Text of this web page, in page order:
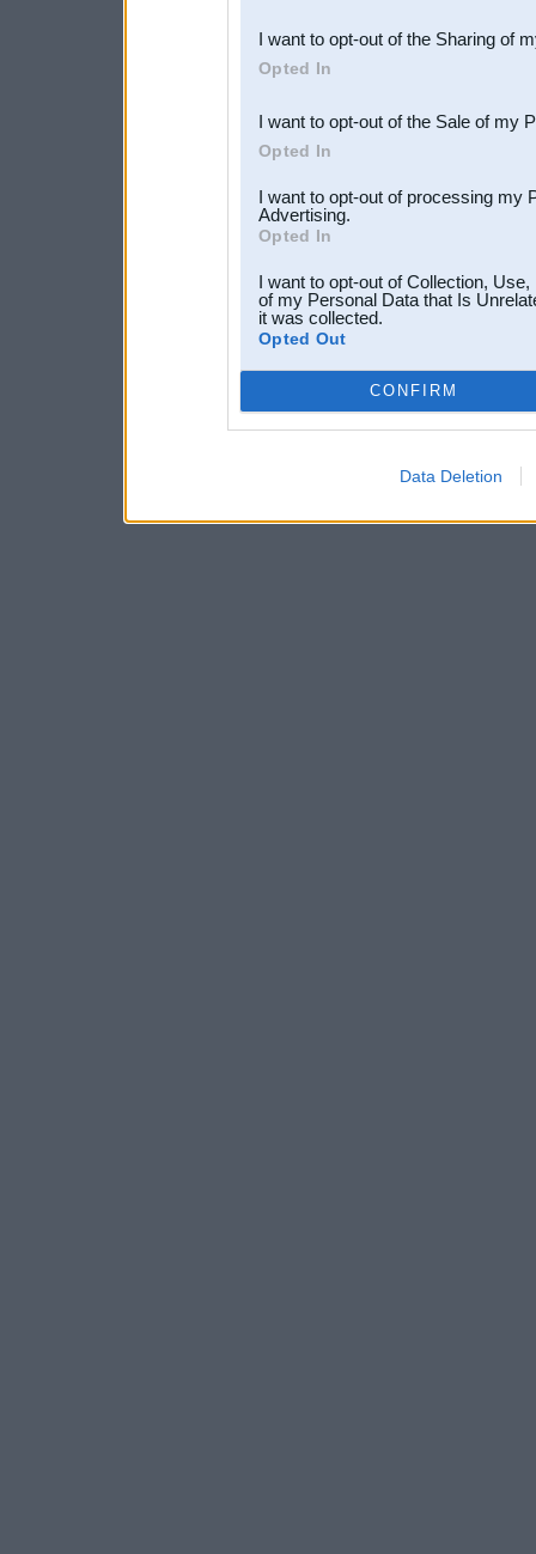
Downstream Participants
third parties.
I want to opt-out of the Sharing of
Opted In
I want to opt-out of the Sale of my
Opted In
I want to opt-out of processing my
Advertising.
Opted In
I want to opt-out of Collection,
of my Personal Data that Is
it was collected.
Opted Out
CONFIRM
Data Deletion